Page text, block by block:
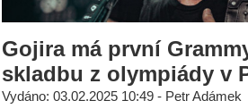
Gojira má první
skladbu z olympiády v
Vydáno: 03.02.2025 10:49 - Petr Adámek